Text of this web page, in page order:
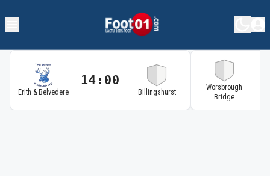
Erith & Belvedere
14:00
Billingshurst
Worsbrough
Bridge